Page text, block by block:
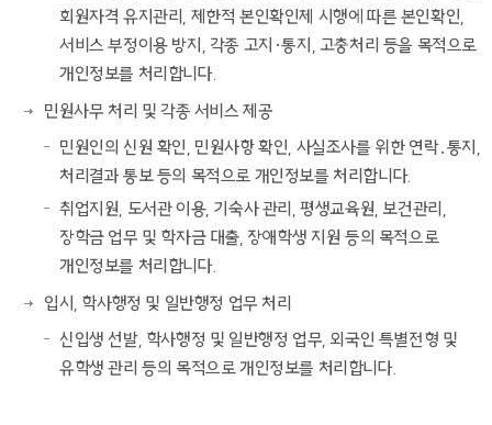
회원자격 유지관리, 제한적 본인확인제 시행에 따른 본인확인,
서비스 부정이용 방지, 각종 고지·통지, 고충처리 등을 목적으로
개인정보를 처리합니다.
민원사무 처리 및 각종 서비스 제공
민원인의 신원 확인, 민원사항 확인, 사실조사를 위한 연락․통지,
처리결과 통보 등의 목적으로 개인정보를 처리합니다.
취업지원, 도서관 이용, 기숙사 관리, 평생교육원, 보건관리,
장학금 업무 및 학자금 대출, 장애학생 지원 등의 목적으로
개인정보를 처리합니다.
입시, 학사행정 및 일반행정 업무 처리
신입생 선발, 학사행정 및 일반행정 업무, 외국인 특별전형 및
유학생 관리 등의 목적으로 개인정보를 처리합니다.